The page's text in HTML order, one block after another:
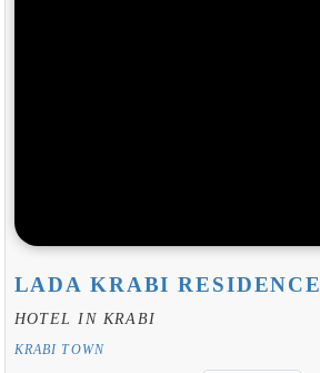
LADA KRABI RESIDENCE
HOTEL IN KRABI
KRABI TOWN